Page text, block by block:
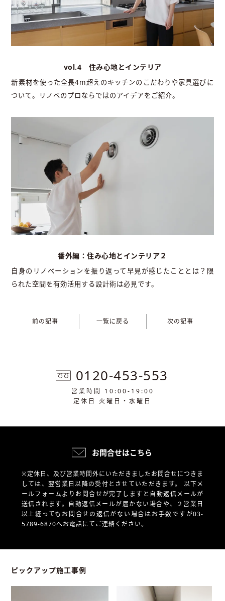
vol.4 住み心地とインテリア
新素材を使った全長4m超えのキッチンのこだわりや家具選びに
ついて。リノベのプロならではのアイデアをご紹介。
番外編：住み心地とインテリア２
自身のリノベーションを振り返って早見が感じたこととは？限
られた空間を有効活用する設計術は必見です。
前の記事 一覧に戻る 次の記事
0120-453-553
営業時間 10:00-19:00
定休日 火曜日・水曜日
お問合せはこちら
※定休日、及び営業時間外にいただきましたお問合せにつきま
しては、翌営業日以降の受付とさせていただきます。 以下メ
ールフォームよりお問合せが完了しますと自動返信メールが
送信されます。自動返信メールが届かない場合や、
２営業日
以上経ってもお問合せの返信がない場合はお手数ですが03-
5789-6870へお電話にてご連絡ください。
ピックアップ施工事例